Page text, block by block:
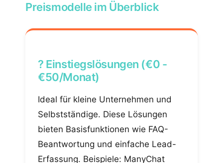
Preismodelle im Überblick
? Einstiegslösungen (€0 -
€50/Monat)
Ideal für kleine Unternehmen und
Selbstständige. Diese Lösungen
bieten Basisfunktionen wie FAQ-
Beantwortung und einfache Lead-
Erfassung. Beispiele: ManyChat